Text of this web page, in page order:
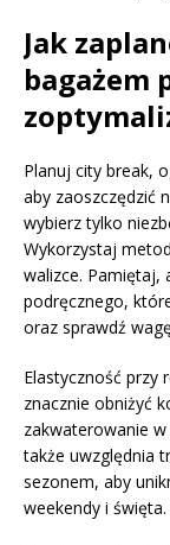
Jak
bagażem
Planuj city break,
aby zaoszczędzić
wybierz tylko
Wykorzystaj
walizce. Pamiętaj,
podręcznego,
oraz sprawdź
Elastyczność przy
znacznie obniżyć
zakwaterowanie
także uwzględnia
sezonem, aby
weekendy i święta.